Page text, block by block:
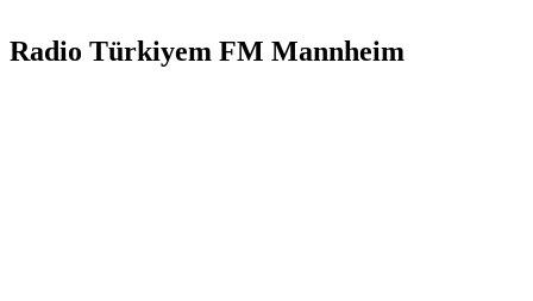
Radio Türkiyem FM Mannheim